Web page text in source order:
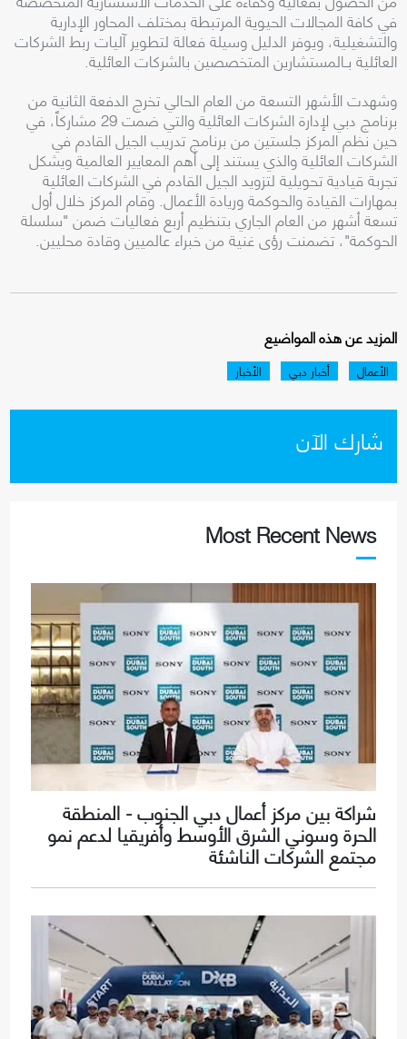
في كافة المجالات الحيوية المرتبطة بمختلف المحاور الإدارية
والتشغيلية، ويوفر الدليل وسيلة فعالة لتطوير آليات ربط الشركات
العائلية بـالمستشارين المتخصصين بالشركات العائلية.
وشهدت الأشهر التسعة من العام الحالي تخرج الدفعة الثانية من
برنامج دبي لإدارة الشركات العائلية والتي ضمت 29 مشاركاً، في
حين نظم المركز جلستين من برنامج تدريب الجيل القادم في
الشركات العائلية والذي يستند إلى أهم المعايير العالمية ويشكل
تجربة قيادية تحويلية لتزويد الجيل القادم في الشركات العائلية
بمهارات القيادة والحوكمة وريادة الأعمال. وقام المركز خلال أول
تسعة أشهر من العام الجاري بتنظيم أربع فعاليات ضمن "سلسلة
الحوكمة"، تضمنت رؤى غنية من خبراء عالميين وقادة محليين.
المزيد عن هذه المواضيع
الأعمال أخبار دبي الأخبار
شارك الآن
Most Recent News
شراكة بين مركز أعمال دبي الجنوب - المنطقة
الحرة وسوني الشرق الأوسط وأفريقيا لدعم نمو
مجتمع الشركات الناشئة